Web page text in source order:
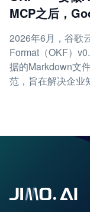
MCP之后，
2026年6月，谷歌
Format（OKF）
据的Markdown文
范，旨在解决企业